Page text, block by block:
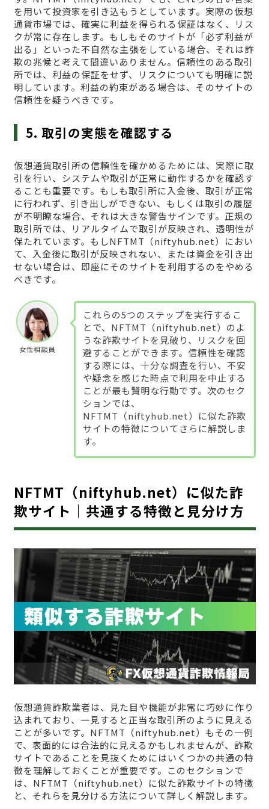
を用いて投資家を引き込もうとしています。実際の仮想
通貨市場では、確実に利益を得られる保証はなく、リス
クが常に存在します。もしもそのサイトが「必ず利益が
出る」といった不自然な主張をしている場合、それは詐
欺の兆候と考えて間違いありません。信頼性のある取引
所では、利益の保証をせず、リスクについても明確に説
明しています。利益の約束がある場合は、そのサイトの
信頼性を疑うべきです。
5. 取引の実態を確認する
仮想通貨取引所の信頼性を確かめるためには、実際に取
引を行い、システムや取引が正常に動作するかを確認す
ることも重要です。もしも取引所に入金後、取引が正常
に行われず、引き出しができない、もしくは取引の履歴
が不明瞭な場合、それは大きな警告サインです。正規の
取引所では、リアルタイムで取引が反映され、透明性が
保たれています。もしNFTMT（niftyhub.net）におい
て、入金後に取引が反映されない、または資金を引き出
せない場合は、即座にそのサイトを利用するのをやめる
べきです。
女性相談員
これらの5つのステップを実行するこ
とで、NFTMT（niftyhub.net）のよ
うな詐欺サイトを見破り、リスクを回
避することができます。信頼性を確認
する際には、十分な調査を行い、不安
や疑念を感じた時点で利用を中止する
ことが最も賢明な行動です。次のセク
ションでは、
NFTMT（niftyhub.net）に似た詐欺
サイトの特徴についてさらに解説しま
す。
NFTMT（niftyhub.net）に似た詐
欺サイト｜共通する特徴と見分け方
仮想通貨詐欺業者は、見た目や機能が非常に巧妙に作り
込まれており、一見すると正当な取引所のように見える
ことが多いです。NFTMT（niftyhub.net）もその一例
で、表面的には合法的に見えるかもしれませんが、詐欺
サイトであることを見抜くためにはいくつかの共通の特
徴を理解しておくことが重要です。このセクションで
は、NFTMT（niftyhub.net）に似た詐欺サイトの特徴
と、それらを見分ける方法について詳しく解説します。